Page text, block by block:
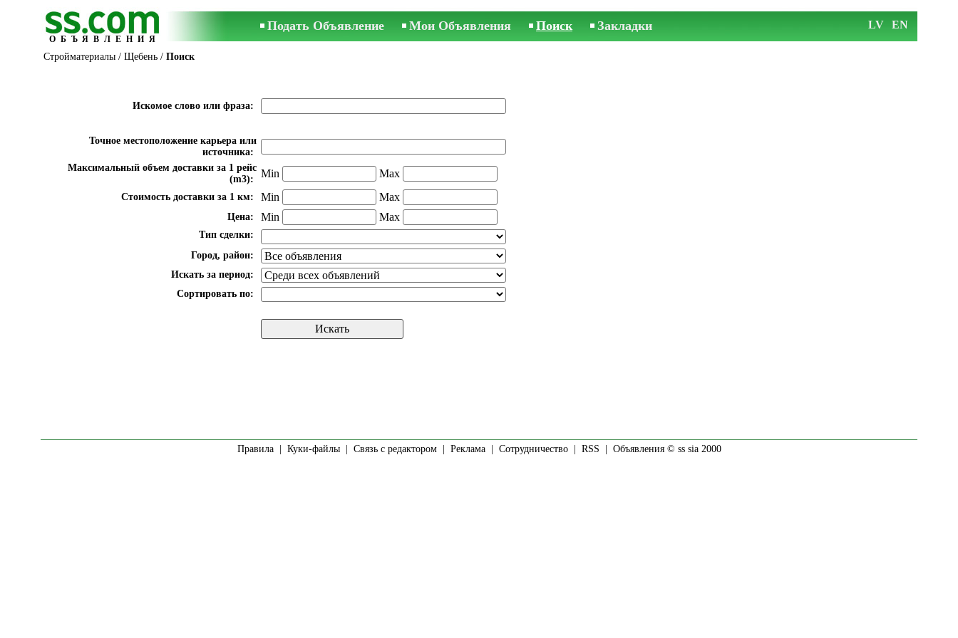
ОБЪЯВЛЕНИЯ
Подать Объявление Мои Объявления Поиск Закладки LV EN
Стройматериалы / Щебень / Поиск
Искомое слово или фраза:
Точное местоположение карьера или
источника:
Максимальный объем доставки за 1 рейс
(m3):
Min Max
Стоимость доставки за 1 км: Min Max
Цена: Min Max
Тип сделки:
Город, район:
Искать за период:
Сортировать по:
Правила| Куки-файлы| Связь с редактором| Реклама| Сотрудничество| RSS | Объявления © ss sia 2000